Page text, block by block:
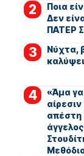
Ποια
Δεν
ΠΑΤΕΡ
Νύχτα,
«Άμα
απέστη